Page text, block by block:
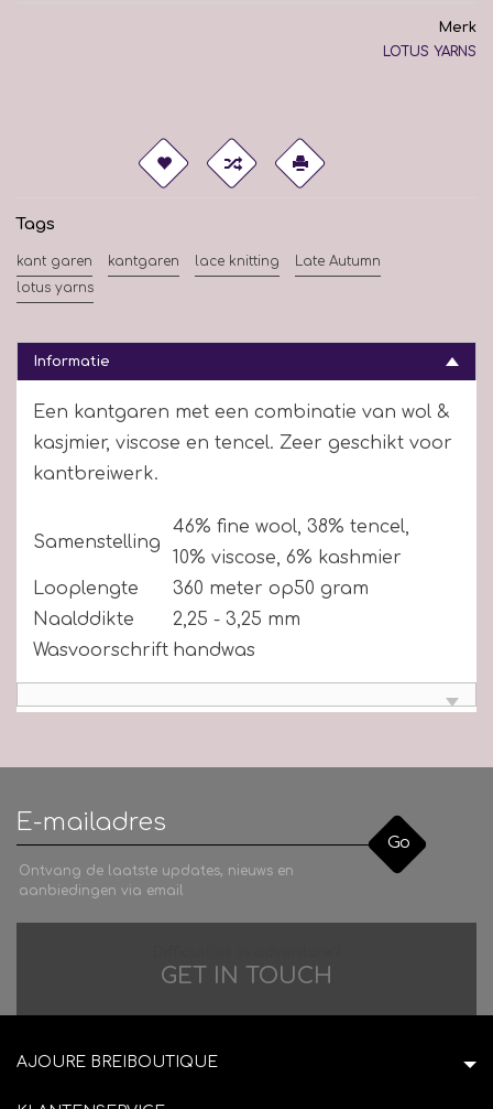
Merk
LOTUS YARNS
Tags
kant garen kantgaren lace knitting
Late Autumn
lotus yarns
Informatie
Een kantgaren met een combinatie van wol &
kasjmier, viscose en tencel. Zeer geschikt voor
kantbreiwerk.
Samenstelling
46% fine wool, 38% tencel,
10% viscose, 6% kashmier
Looplengte
360 meter op50 gram
Naalddikte
2,25 - 3,25 mm
Wasvoorschrift handwas
Go
Ontvang de laatste updates, nieuws en
aanbiedingen via email
GET IN TOUCH
AJOURE BREIBOUTIQUE